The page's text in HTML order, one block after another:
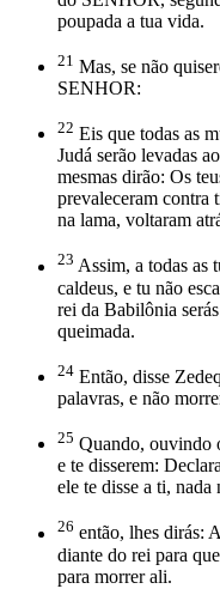
poupada a tua vida.
21 Mas, se não
SENHOR:
22 Eis que todas as
Judá serão levadas
mesmas dirão: Os
prevaleceram contra
na lama, voltaram
23 Assim, a todas as
caldeus, e tu não
rei da Babilônia
queimada.
24 Então, disse
palavras, e não
25 Quando, ouvindo
e te disserem:
ele te disse a ti, nada
26 então, lhes dirás:
diante do rei para
para morrer ali.